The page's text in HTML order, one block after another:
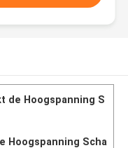
de Hoogspanning S
Hoogspanning Scha